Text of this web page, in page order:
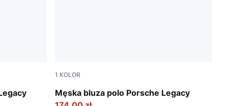
1 KOLOR
Męska bluza polo Porsche Legacy
Coffee Milk